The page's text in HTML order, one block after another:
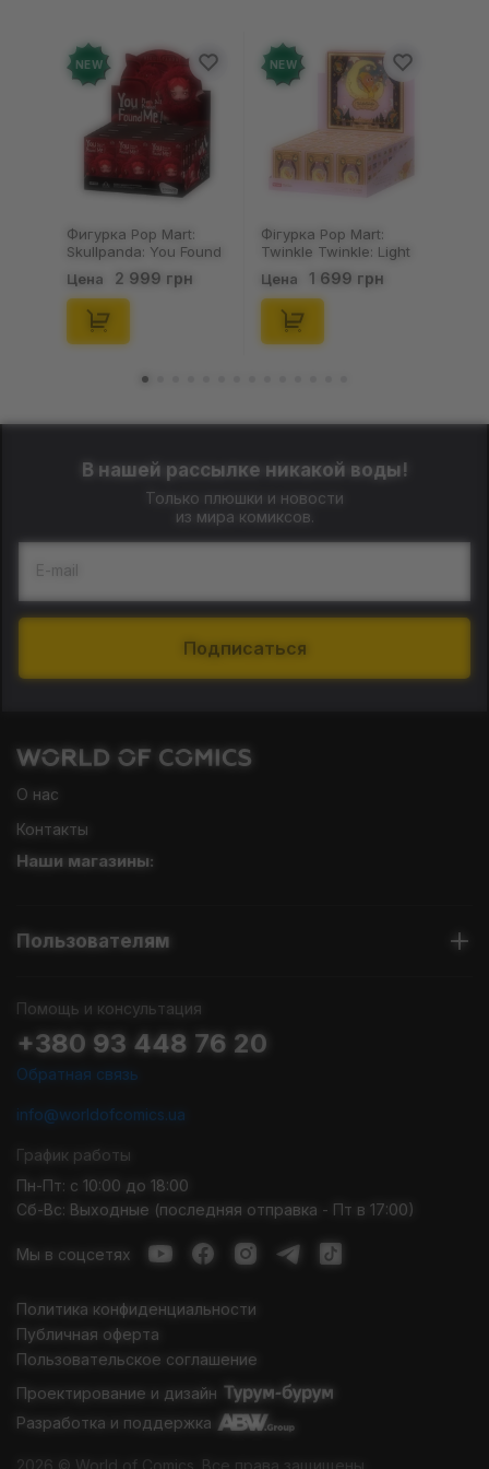
NEW
Фигурка Pop Mart:
Skullpanda: You Found
Me!: Plush Doll Pendant
Series (Blind Box: 1 з
10) (Secret Edition),
(29347)
Цена 2 999 грн
NEW
Фігурка Pop Mart:
Twinkle Twinkle: Light
Up: Scene Sets Series
(Blind Box: 1 з 10)
(Secret Edition),
(21372)
Цена 1 699 грн
В нашей рассылке никакой воды!
Только плюшки и новости
из мира комиксов.
E-mail
Подписаться
О нас
Контакты
Наши магазины:
Пользователям
Помощь и консультация
+380 93 448 76 20
Обратная связь
info@worldofcomics.ua
График работы
Пн-Пт: с 10:00 до 18:00
Сб-Вс: Выходные (последняя отправка - Пт в 17:00)
Мы в соцсетях
Политика конфиденциальности
Публичная оферта
Пользовательское соглашение
Проектирование и дизайн
Разработка и поддержка
2026 © World of Comics. Все права защищены.